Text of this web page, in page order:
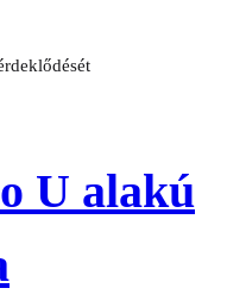
U alakú